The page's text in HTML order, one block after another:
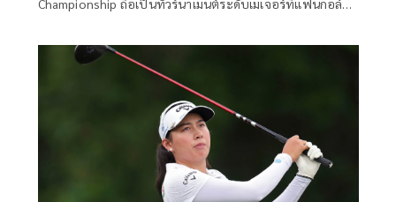
Championship ถือเป็นทัวร์นาเมนต์ระดับเมเจอร์ที่แฟนกอล์ฟ
แถวหน้ามาร่วมแข่งขันเพื่อชิงแชมป์อันทรงเกียรติ โดยในสุด
สัปดาห์นี้นำทัพโดยโปรสาวมือหนึ่งของโลกคนปัจจุบันอย่าง
เนลลี่ คอร์ดา ที่พร้อมลงโชว์วงสวิงเพื่อล่าแชมป์ในรายการนี้